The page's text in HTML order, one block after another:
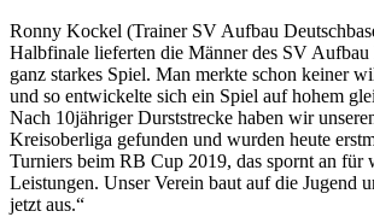
Ronny Kockel (Trainer SV Aufbau
Halbfinale lieferten die Männer des SV Aufbau
ganz starkes Spiel. Man merkte schon keiner
und so entwickelte sich ein Spiel auf hohem
Nach 10jähriger Durststrecke haben wir
Kreisoberliga gefunden und wurden heute
Turniers beim RB Cup 2019, das spornt an für
Leistungen. Unser Verein baut auf die Jugend
jetzt aus.“